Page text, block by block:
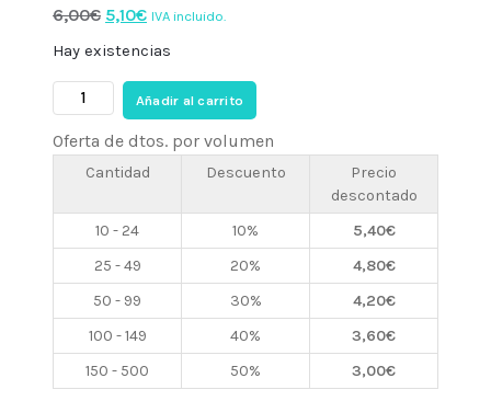
6,00€ El
precio
era:
6,00€.
5,10€El
precio
es:
5,10€.
IVA incluido.
Hay existencias
Esmalte
semi
HEMA
AC06,
Beautilux
cantidad
Añadir al carrito
Oferta de dtos. por volumen
Cantidad Descuento
Precio
descontado
10 - 24
10% 5,40€
25 - 49
20% 4,80€
50 - 99
30% 4,20€
100 - 149
40% 3,60€
150 - 500
50% 3,00€